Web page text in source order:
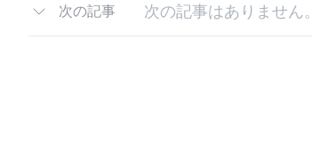
次の記事 次の記事はありません。